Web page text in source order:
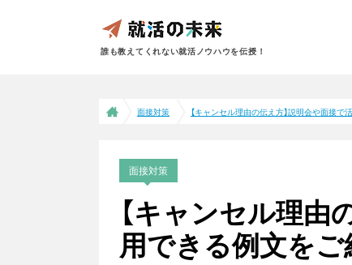
誰も教えてくれない就活ノウハウを伝授！
面接対策 【キャンセル理由の伝え方】説明会や面接で
面接対策
【キャンセル理由
用できる例文をご